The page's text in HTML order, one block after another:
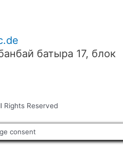
батыра 17, блок
Rights Reserved
consent